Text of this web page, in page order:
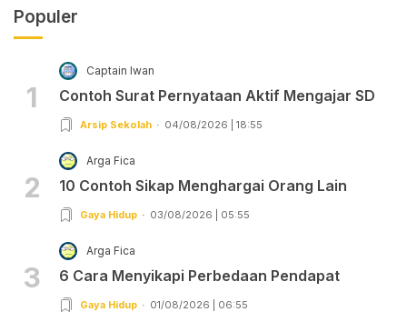
Populer
1
Captain Iwan
Contoh Surat Pernyataan Aktif Mengajar SD
Arsip Sekolah 04/08/2026 | 18:55
2
Arga Fica
10 Contoh Sikap Menghargai Orang Lain
Gaya Hidup 03/08/2026 | 05:55
3
Arga Fica
6 Cara Menyikapi Perbedaan Pendapat
Gaya Hidup 01/08/2026 | 06:55